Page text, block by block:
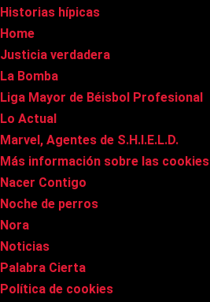
Historias hípicas
Home
Justicia verdadera
La Bomba
Liga Mayor de Béisbol Profesional
Lo Actual
Marvel, Agentes de S.H.I.E.L.D.
Más información sobre las cookies
Nacer Contigo
Noche de perros
Nora
Noticias
Palabra Cierta
Política de cookies